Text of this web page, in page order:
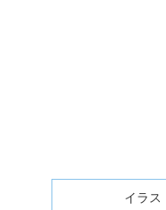
イラス